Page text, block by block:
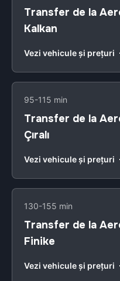
Transfer de la
Kalkan
Vezi vehicule și prețuri
95-115 min
Transfer de la
Çıralı
Vezi vehicule și prețuri
130-155 min
Transfer de la
Finike
Vezi vehicule și prețuri